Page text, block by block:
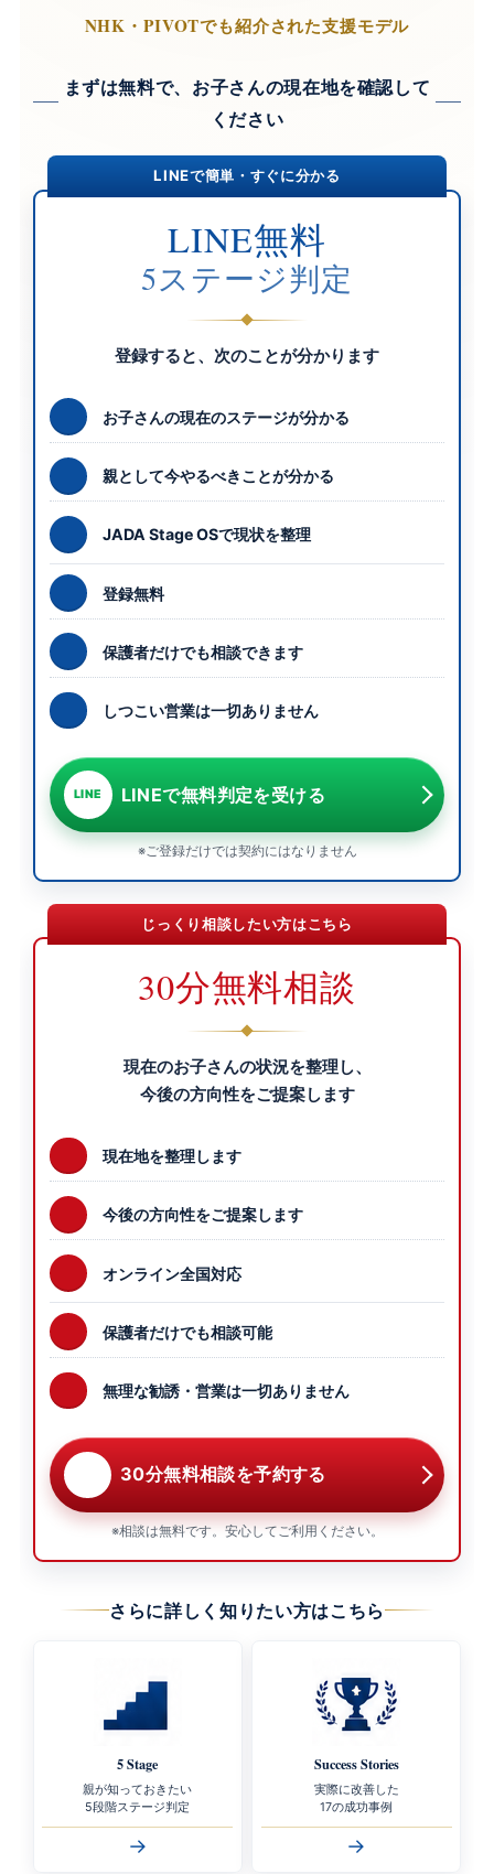
NHK・PIVOTでも紹介された支援モデル
まずは無料で、お子さんの現在地を確認して
ください
LINEで簡単・すぐに分かる
LINE無料
5ステージ判定
登録すると、次のことが分かります
お子さんの現在のステージが分かる
親として今やるべきことが分かる
JADA Stage OSで現状を整理
登録無料
保護者だけでも相談できます
しつこい営業は一切ありません
LINE LINEで無料判定を受ける
※ご登録だけでは契約にはなりません
じっくり相談したい方はこちら
30分無料相談
現在のお子さんの状況を整理し、
今後の方向性をご提案します
現在地を整理します
今後の方向性をご提案します
オンライン全国対応
保護者だけでも相談可能
無理な勧誘・営業は一切ありません
30分無料相談を予約する
※相談は無料です。安心してご利用ください。
さらに詳しく知りたい方はこちら
5 Stage
親が知っておきたい
5段階ステージ判定
→
Success Stories
実際に改善した
17の成功事例
→